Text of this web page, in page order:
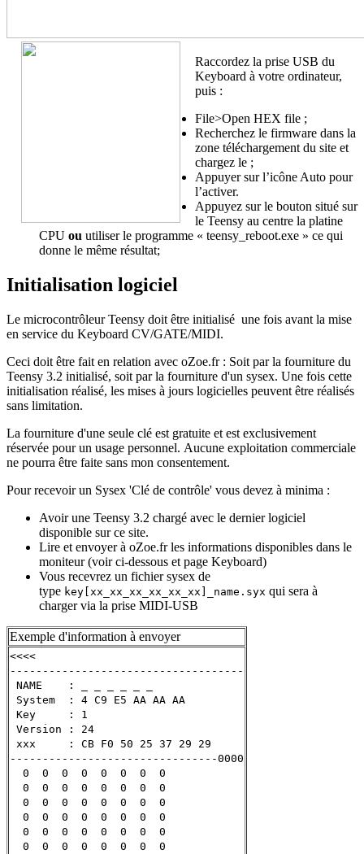
Raccordez la prise USB du
Keyboard à votre ordinateur,
puis :
File>Open HEX file ;
Recherchez le firmware dans la
zone téléchargement du site et
chargez le ;
Appuyer sur l’icône Auto pour
l’activer.
Appuyez sur le bouton situé sur
le Teensy au centre la platine
CPU ou utiliser le programme « teensy_reboot.exe » ce qui
donne le même résultat;
Initialisation logiciel
Le microcontrôleur Teensy doit être initialisé une fois avant la mise
en service du Keyboard CV/GATE/MIDI.
Ceci doit être fait en relation avec oZoe.fr : Soit par la fourniture du
Teensy 3.2 initialisé, soit par la fourniture d'un sysex. Une fois cette
initialisation réalisé, les mises à jours logicielles peuvent être réalisés
sans limitation.
La fourniture d'une seule clé est gratuite et est exclusivement
réservée pour un usage personnel. Aucune exploitation commerciale
ne pourra être faite sans mon consentement.
Pour recevoir un Sysex 'Clé de contrôle' vous devez à minima :
Avoir une Teensy 3.2 chargé avec le dernier logiciel
disponible sur ce site.
Lire et envoyer à oZoe.fr les informations disponibles dans le
moniteur (voir ci-dessous et page Keyboard)
Vous recevrez un fichier sysex de
type key[xx_xx_xx_xx_xx_xx]_name.syx qui sera à
charger via la prise MIDI-USB
Exemple d'information à envoyer
<<<<
------------------------------------
NAME : _ _ _ _ _ _
System : 4 C9 E5 AA AA AA
Key : 1
Version : 24
xxx : CB F0 50 25 37 29 29
--------------------------------0000
0 0 0 0 0 0 0 0
0 0 0 0 0 0 0 0
0 0 0 0 0 0 0 0
0 0 0 0 0 0 0 0
0 0 0 0 0 0 0 0
0 0 0 0 0 0 0 0